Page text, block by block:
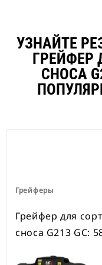
УЗНАЙТЕ
ГРЕЙФЕР
СНОСА
Грейферы
Грейфер для
сноса G213 GC: